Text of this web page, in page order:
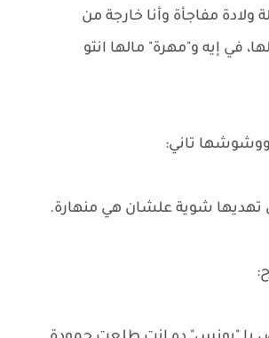
ولادة مفاجأة وأنا خارجة من
في إيه و"مهرة" مالها انتو
تاني:
تهديها شوية علشان هي منهارة.